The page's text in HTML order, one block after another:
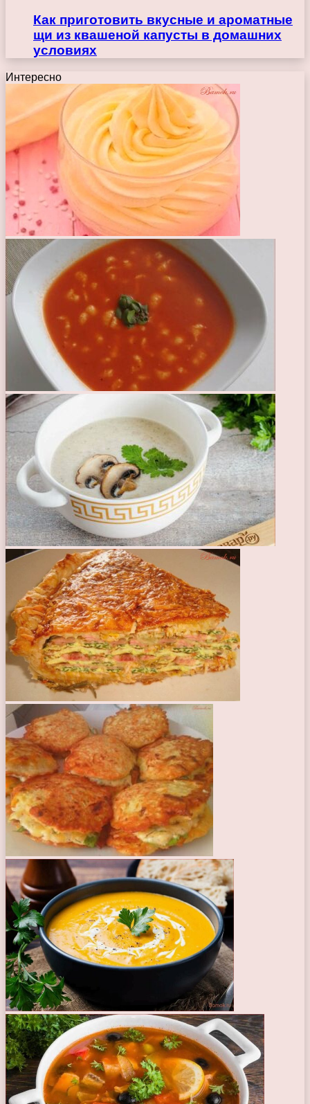
Как приготовить вкусные и ароматные
щи из квашеной капусты в домашних
условиях
Интересно